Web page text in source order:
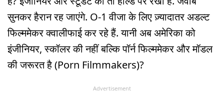
सुनकर हैरान रह जाएंगे. O-1 वीजा के लिए ज़्यादातर अडल्ट
फिल्ममेकर क्वालीफाई कर रहे हैं. यानी अब अमेरिका को
इंजीनियर, स्कॉलर की नहीं बल्कि पॉर्न फिल्ममेकर और मॉडल
की जरूरत है (Porn Filmmakers)?
Advertisement